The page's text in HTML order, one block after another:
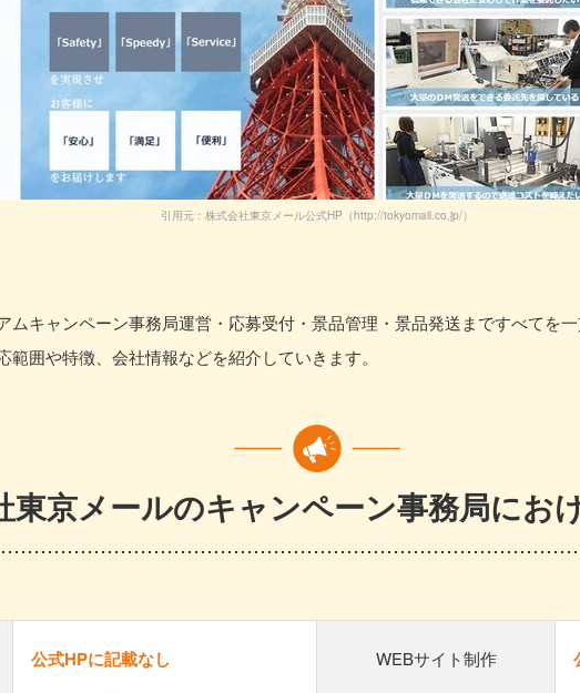
引用元：株式会社東京メール公式HP（http://tokyomail.co.jp/）
ムキャンペーン事務局運営・応募受付・景品管理・景品発送まですべてを
囲や特徴、会社情報などを紹介していきます。
東京メールのキャンペーン事務局にお
公式HPに記載なし WEBサイト制作